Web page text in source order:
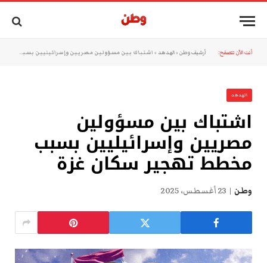
أنت الآن تتصفح: أرشيف وطن »الهدهد » اشتباك بين مسؤولين مصريين وإسرائيليين بسبب مخطط تهجير سكان غزة
الهدهد
اشتباك بين مسؤولين
مصريين وإسرائيليين بسبب
مخطط تهجير سكان غزة
وطن 23 أغسطس، 2025